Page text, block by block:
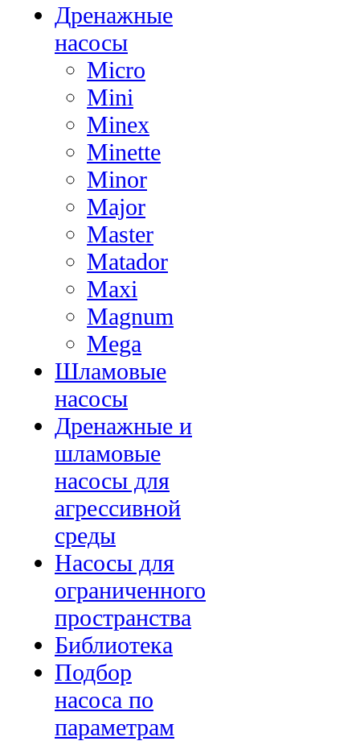
Дренажные
насосы
Micro
Mini
Minex
Minette
Minor
Major
Master
Matador
Maxi
Magnum
Mega
Шламовые
насосы
Дренажные и
шламовые
насосы для
агрессивной
среды
Насосы для
ограниченного
пространства
Библиотека
Подбор
насоса по
параметрам